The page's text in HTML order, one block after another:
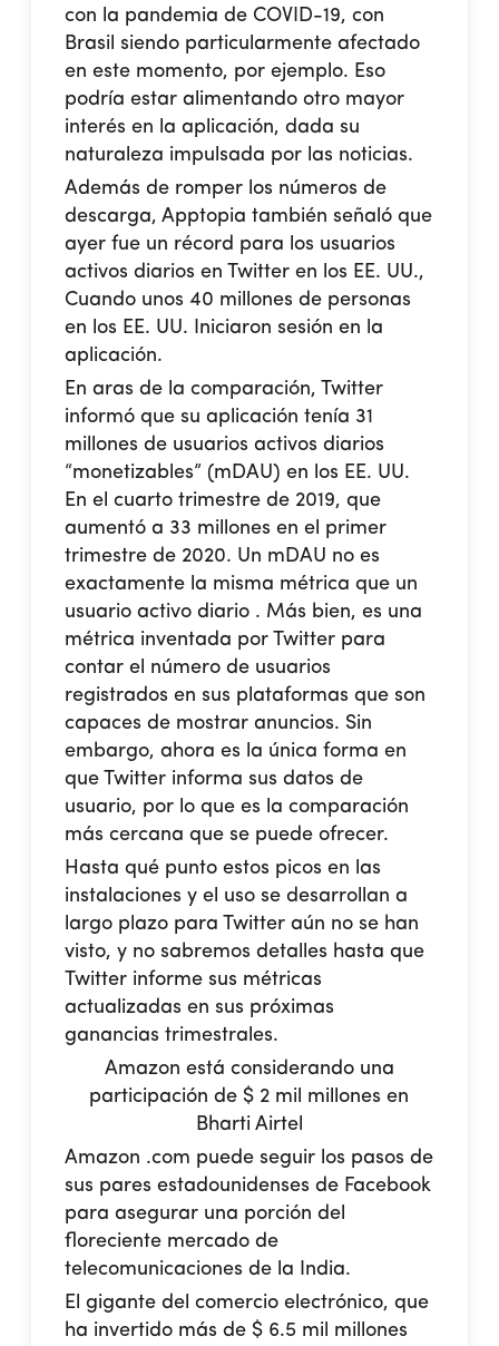
con la pandemia de COVID-19, con
Brasil siendo particularmente afectado
en este momento, por ejemplo. Eso
podría estar alimentando otro mayor
interés en la aplicación, dada su
naturaleza impulsada por las noticias.
Además de romper los números de
descarga, Apptopia también señaló que
ayer fue un récord para los usuarios
activos diarios en Twitter en los EE. UU.,
Cuando unos 40 millones de personas
en los EE. UU. Iniciaron sesión en la
aplicación.
En aras de la comparación, Twitter
informó que su aplicación tenía 31
millones de usuarios activos diarios
“monetizables” (mDAU) en los EE. UU.
En el cuarto trimestre de 2019, que
aumentó a 33 millones en el primer
trimestre de 2020. Un mDAU no es
exactamente la misma métrica que un
usuario activo diario . Más bien, es una
métrica inventada por Twitter para
contar el número de usuarios
registrados en sus plataformas que son
capaces de mostrar anuncios. Sin
embargo, ahora es la única forma en
que Twitter informa sus datos de
usuario, por lo que es la comparación
más cercana que se puede ofrecer.
Hasta qué punto estos picos en las
instalaciones y el uso se desarrollan a
largo plazo para Twitter aún no se han
visto, y no sabremos detalles hasta que
Twitter informe sus métricas
actualizadas en sus próximas
ganancias trimestrales.
Amazon está considerando una
participación de $ 2 mil millones en
Bharti Airtel
Amazon .com puede seguir los pasos de
sus pares estadounidenses de Facebook
para asegurar una porción del
floreciente mercado de
telecomunicaciones de la India.
El gigante del comercio electrónico, que
ha invertido más de $ 6.5 mil millones